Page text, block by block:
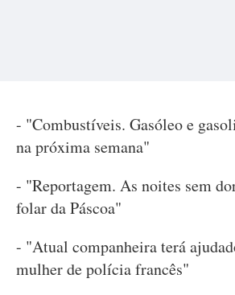
- "Combustíveis. Gasóleo e
na próxima semana"
- "Reportagem. As noites sem
folar da Páscoa"
- "Atual companheira terá
mulher de polícia francês"